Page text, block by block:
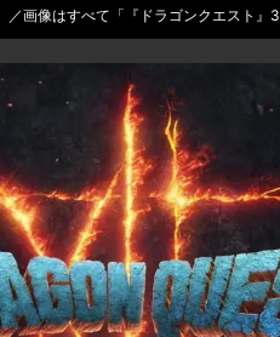
画像はすべて「『ドラゴンクエスト』